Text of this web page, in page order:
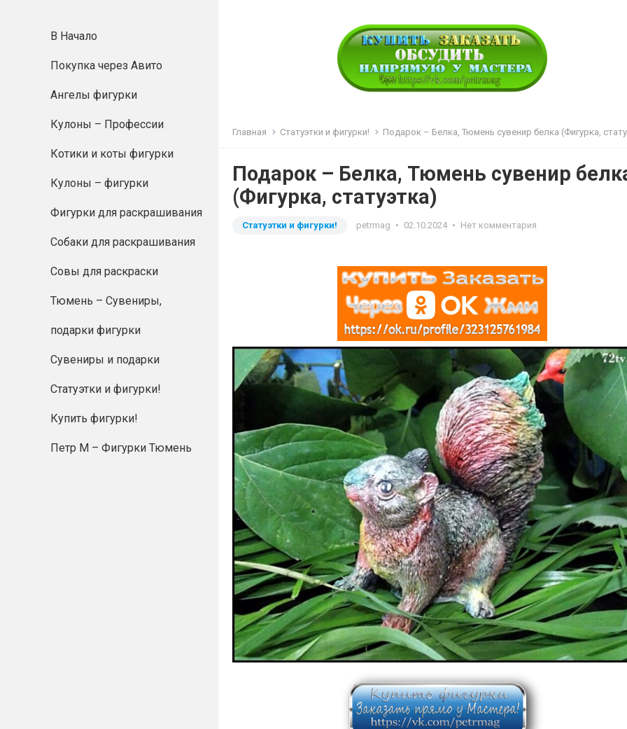
В Начало
Покупка через Авито
Ангелы фигурки
Кулоны – Профессии
Котики и коты фигурки
Кулоны – фигурки
Фигурки для раскрашивания
Собаки для раскрашивания
Совы для раскраски
Тюмень – Сувениры,
подарки фигурки
Сувениры и подарки
Статуэтки и фигурки!
Купить фигурки!
Петр М – Фигурки Тюмень
Главная Статуэтки и фигурки! Подарок – Белка, Тюмень сувенир белка (Фигурка,
Подарок – Белка, Тюмень сувенир
(Фигурка, статуэтка)
Статуэтки и фигурки! petrmag • 02.10.2024 • Нет комментария